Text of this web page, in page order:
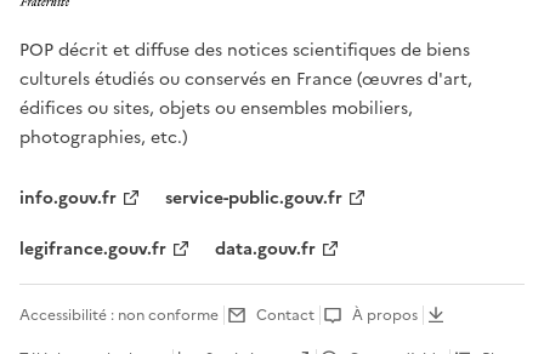
POP décrit et diffuse des notices scientifiques de biens
culturels étudiés ou conservés en France (œuvres d'art,
édifices ou sites, objets ou ensembles mobiliers,
photographies, etc.)
info.gouv.fr
service-public.gouv.fr
legifrance.gouv.fr
data.gouv.fr
Accessibilité : non conforme Contact
À propos